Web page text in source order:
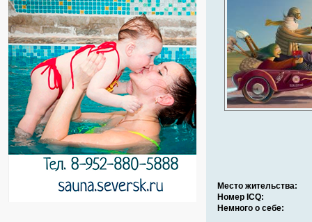
Место жительства:
Номер ICQ:
Немного о себе: